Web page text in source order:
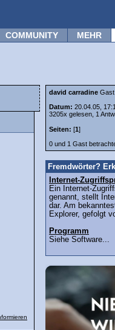
COMMUNITY MEHR
david carradine Gast
Datum: 20.04.05,
3205x gelesen, 1
Seiten: [1]
0 und 1 Gast
Fremdwörter?
Internet-
Ein Internet-
genannt, stellt
dar. Am
Explorer, gefolgt
Programm
Siehe Software...